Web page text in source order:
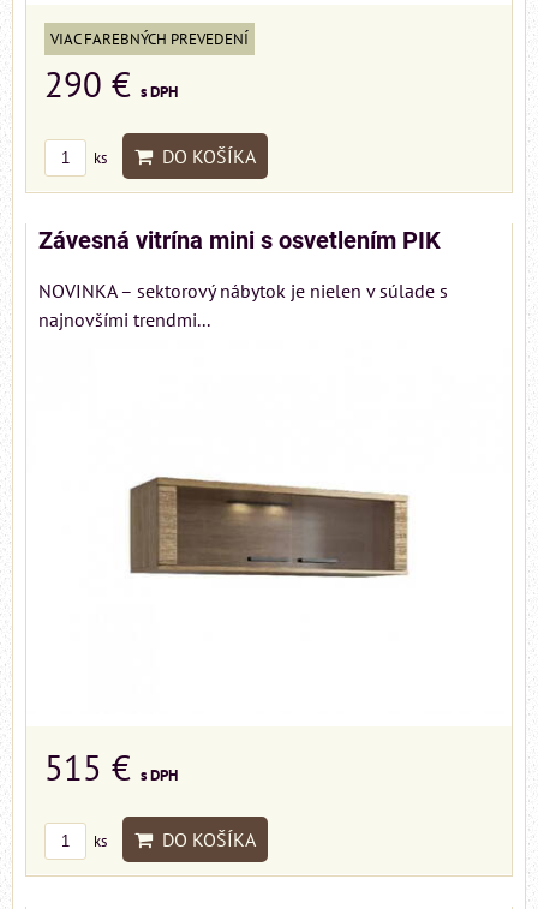
VIAC FAREBNÝCH PREVEDENÍ
290 € s DPH
ks DO KOŠÍKA
Závesná vitrína mini s osvetlením PIK
NOVINKA – sektorový nábytok je nielen v súlade s
najnovšími trendmi...
515 € s DPH
ks DO KOŠÍKA